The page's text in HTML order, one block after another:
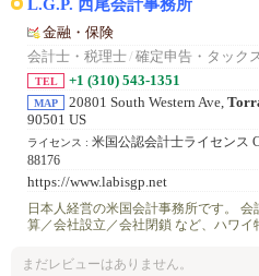
金融・保険
会計士・税理士/ 確定申告・タック
TEL +1 (310) 543-1351
MAP 20801 South Western Ave,
90501 US
ライセンス : 米国公認会計士ライセンス
88176
https://www.labisgp.net
日本人経営の米国会計事務所です。 会
算／会社設立／会社閉鎖 など、ハワイ
まだレビューはありません。